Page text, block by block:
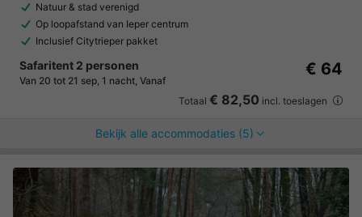
Natuur & stad verenigd
Op loopafstand van Ieper centrum
Inclusief Citytrieper pakket
Safaritent 2 personen
Van 20 tot 21 sep, 1 nacht, Vanaf
€ 64
Totaal € 82,50 incl. toeslagen
Bekijk alle accommodaties (5)